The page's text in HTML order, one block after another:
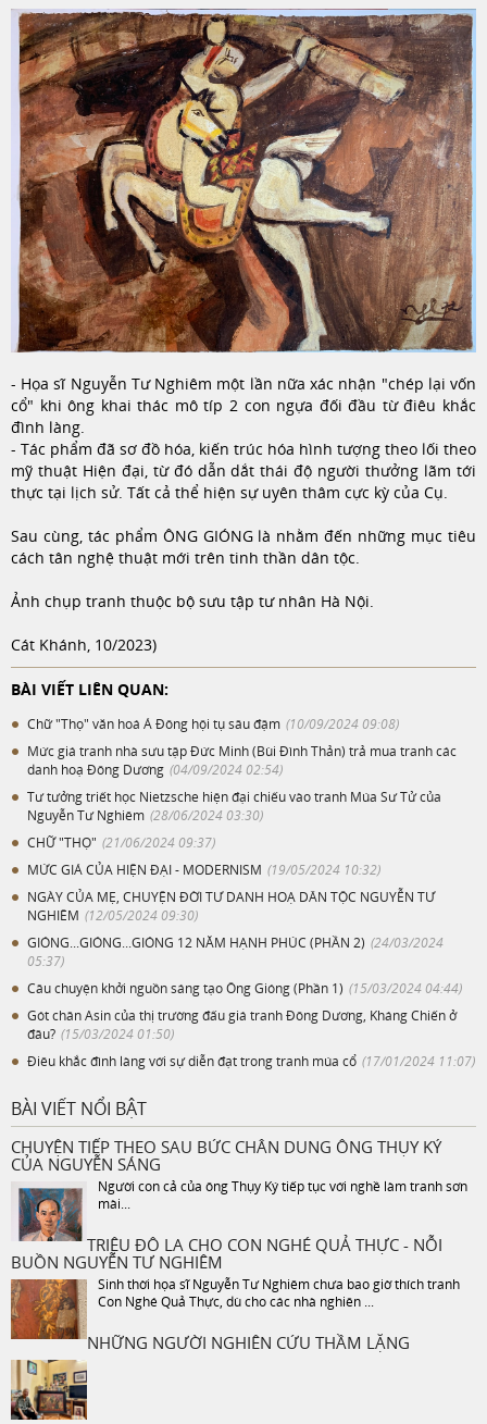
- Họa sĩ Nguyễn Tư Nghiêm một lần nữa xác nhận "chép lại vốn
cổ" khi ông khai thác mô típ 2 con ngựa đối đầu từ điêu khắc
đình làng.
- Tác phẩm đã sơ đồ hóa, kiến trúc hóa hình tượng theo lối theo
mỹ thuật Hiện đại, từ đó dẫn dắt thái độ người thưởng lãm tới
thực tại lịch sử. Tất cả thể hiện sựuyên thâm cực kỳ của Cụ.
Sau cùng, tác phẩm ÔNG GIÓNG là nhằm đến những mục tiêu
cách tân nghệ thuật mới trên tinh thần dân tộc.
Ảnh chụp tranh thuộc bộ sưu tập tư nhân Hà Nội.
Cát Khánh, 10/2023)
BÀI VIẾT LIÊN QUAN:
Chữ "Thọ" văn hoá Á Đông hội tụ sâu đậm (10/09/2024 09:08)
Mức giá tranh nhà sưu tập Đức Minh (Bùi Đình Thản) trả mua tranh các
danh hoạ Đông Dương (04/09/2024 02:54)
Tư tưởng triết học Nietzsche hiện đại chiếu vào tranh Múa Sư Tử của
Nguyễn Tư Nghiêm (28/06/2024 03:30)
CHỮ "THỌ" (21/06/2024 09:37)
MỨC GIÁ CỦA HIỆN ĐẠI - MODERNISM (19/05/2024 10:32)
NGÀY CỦA MẸ, CHUYỆN ĐỜI TƯ DANH HOẠ DÂN TỘC NGUYỄN TƯ
NGHIÊM (12/05/2024 09:30)
GIÓNG...GIÓNG...GIÓNG 12 NĂM HẠNH PHÚC (PHẦN 2) (24/03/2024
05:37)
Câu chuyện khởi nguồn sáng tạo Ông Gióng (Phần 1) (15/03/2024 04:44)
Gót chân Asin của thị trường đấu giá tranh Đông Dương, Kháng Chiến ở
đâu? (15/03/2024 01:50)
Điêu khắc đình làng với sự diễn đạt trong tranh múa cổ (17/01/2024 11:07)
BÀI VIẾT NỔI BẬT
CHUYỆN TIẾP THEO SAU BỨC CHÂN DUNG ÔNG THỤY KÝ
CỦA NGUYỄN SÁNG
Người con cả của ông Thụy Ký tiếp tục với nghề làm tranh sơn
mài...
TRIỆU ĐÔ LA CHO CON NGHÉ QUẢ THỰC - NỖI
BUỒN NGUYỄN TƯ NGHIÊM
Sinh thời họa sĩ Nguyễn Tư Nghiêm chưa bao giờ thích tranh
Con Nghé Quả Thực, dù cho các nhà nghiên ...
NHỮNG NGƯỜI NGHIÊN CỨU THẦM LẶNG